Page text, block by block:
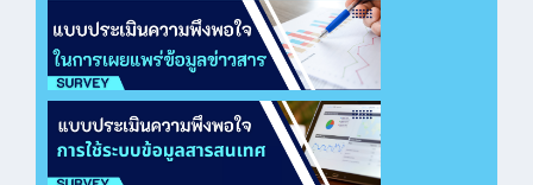
ซื้อวัสดุประเมินคุณภาพสถานศึกษาอาชีวศึกษาวิถี
คลิกเพื่อเปิดไฟล์ PDF
ซื้อชุดปฏิบัติการคอมพิวเตอร์สำหรับผู้พิการ (วิธี e-
bidding)
คลิกเพื่อเปิดไฟล์ PDF